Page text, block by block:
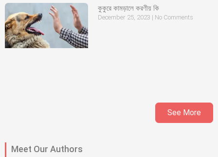
কুকুরে কামড়ালে করণীয় কি
December 25, 2023 No Comments
See More
Meet Our Authors